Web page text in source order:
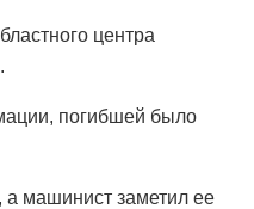
центра
погибшей было
машинист заметил ее